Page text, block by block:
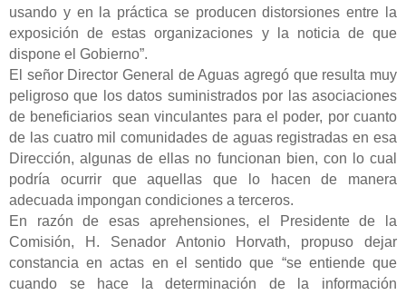
usando y en la práctica se producen distorsiones entre la
exposición de estas organizaciones y la noticia de que
dispone el Gobierno”.
El señor Director General de Aguas agregó que resulta muy
peligroso que los datos suministrados por las asociaciones
de beneficiarios sean vinculantes para el poder, por cuanto
de las cuatro mil comunidades de aguas registradas en esa
Dirección, algunas de ellas no funcionan bien, con lo cual
podría ocurrir que aquellas que lo hacen de manera
adecuada impongan condiciones a terceros.
En razón de esas aprehensiones, el Presidente de la
Comisión, H. Senador Antonio Horvath, propuso dejar
constancia en actas en el sentido que “se entiende que
cuando se hace la determinación de la información